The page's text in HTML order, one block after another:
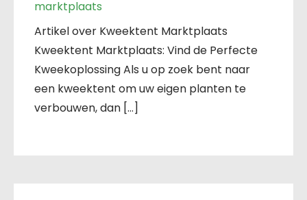
marktplaats
Artikel over Kweektent Marktplaats
Kweektent Marktplaats: Vind de Perfecte
Kweekoplossing Als u op zoek bent naar
een kweektent om uw eigen planten te
verbouwen, dan […]